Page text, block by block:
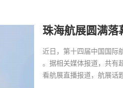
珠海航展圆满落
近日，第十四届中国国际
。据相关媒体报道，共有
看航展直播报道，航展话